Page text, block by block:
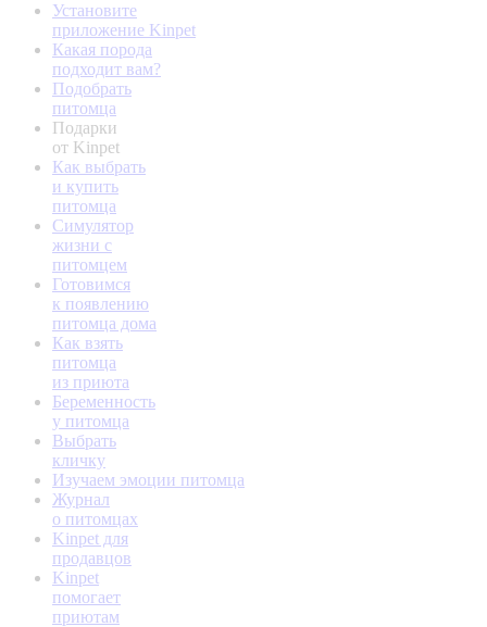
Установите
приложение Kinpet
Какая порода
подходит вам?
Подобрать
питомца
Подарки
от Kinpet
Как выбрать
и купить
питомца
Симулятор
жизни с
питомцем
Готовимся
к появлению
питомца дома
Как взять
питомца
из приюта
Беременность
у питомца
Выбрать
кличку
Изучаем эмоции питомца
Журнал
о питомцах
Kinpet для
продавцов
Kinpet
помогает
приютам